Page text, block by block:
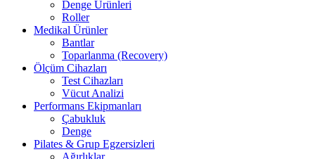
Denge Ürünleri
Roller
Medikal Ürünler
Bantlar
Toparlanma (Recovery)
Ölçüm Cihazları
Test Cihazları
Vücut Analizi
Performans Ekipmanları
Çabukluk
Denge
Pilates & Grup Egzersizleri
Ağırlıklar